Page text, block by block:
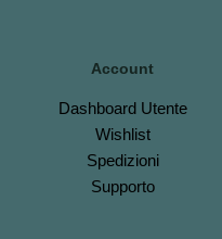
Account
DashboardUtente
Wishlist
Spedizioni
Supporto